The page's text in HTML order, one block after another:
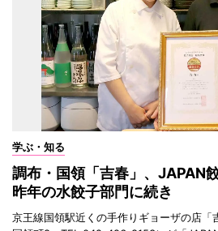
学ぶ・知る
調布・国領「吉春」、JAPAN
昨年の水餃子部門に続き
京王線国領駅近くの手作りギョーザの店「